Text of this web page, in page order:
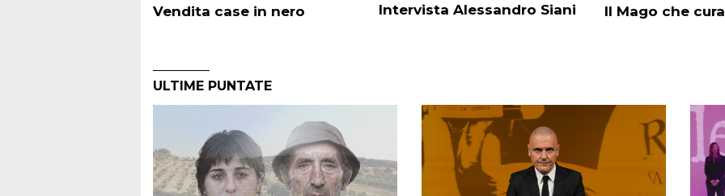
Vendita case in nero Intervista Alessandro Siani Il Mago che
ULTIME PUNTATE